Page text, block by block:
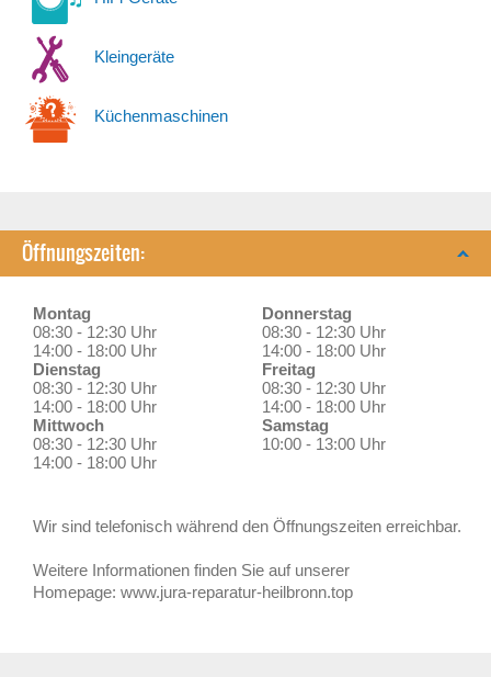
Kleingeräte
Küchenmaschinen
Öffnungszeiten:
Montag
08:30 - 12:30 Uhr
14:00 - 18:00 Uhr
Dienstag
08:30 - 12:30 Uhr
14:00 - 18:00 Uhr
Mittwoch
08:30 - 12:30 Uhr
14:00 - 18:00 Uhr
Donnerstag
08:30 - 12:30 Uhr
14:00 - 18:00 Uhr
Freitag
08:30 - 12:30 Uhr
14:00 - 18:00 Uhr
Samstag
10:00 - 13:00 Uhr
Wir sind telefonisch während den Öffnungszeiten erreichbar.
Weitere Informationen finden Sie auf unserer
Homepage: www.jura-reparatur-heilbronn.top